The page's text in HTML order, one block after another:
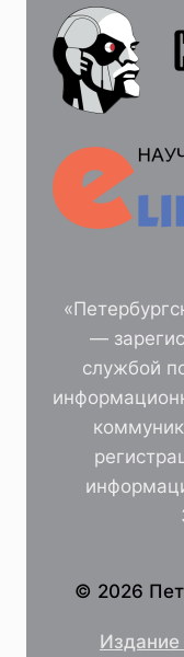
—
службой
© 2026
Издание